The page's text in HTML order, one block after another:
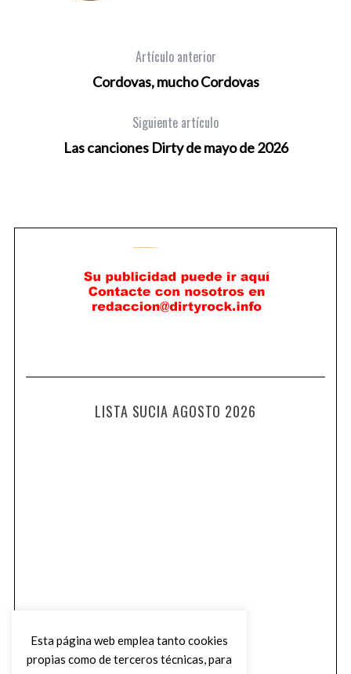
Artículo anterior
Cordovas, mucho Cordovas
Siguiente artículo
Las canciones Dirty de mayo de 2026
LISTA SUCIA AGOSTO 2026
Esta página web emplea tanto cookies
propias como de terceros técnicas, para